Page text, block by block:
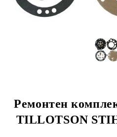
Ремонтен
TILLOTSON